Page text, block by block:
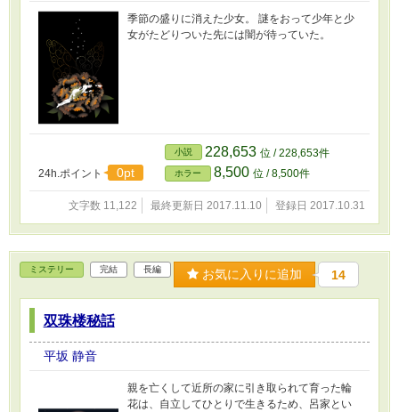
季節の盛りに消えた少女。 謎をおって少年と少
女がたどりついた先には闇が待っていた。
24h.ポイント 0pt
小説 228,653 位 / 228,653件
ホラー 8,500 位 / 8,500件
文字数 11,122 最終更新日 2017.11.10 登録日 2017.10.31
ミステリー 完結 長編 お気に入りに追加 14
双珠楼秘話
平坂 静音
親を亡くして近所の家に引き取られて育った輪
花は、自立してひとりで生きるため、呂家とい